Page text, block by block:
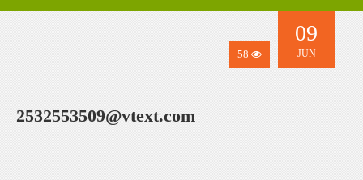
58
09
JUN
2532553509@vtext.com